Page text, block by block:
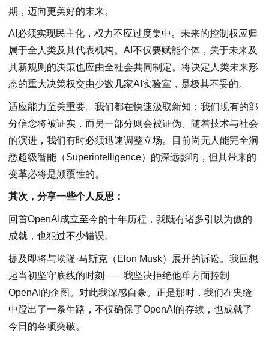
期，迈向更美好的未来。
AI必须实现民主化，权力不应过度集中。未来的控制权应归
属于全人类及其代表机构。AI不仅要赋能个体，关于未来及
其新规则的决策也应由全社会共同制定。将决定人类未来形
态的重大决策权交由少数几家AI实验室，是极其不妥的。
适应能力至关重要。我们都在快速汲取新知；我们现有的部
分信念将被证实，而另一部分则会被证伪。随着技术与社会
的演进，我们有时必须迅速调整立场。目前尚无人能完全洞
悉超级智能（Superintelligence）的深远影响，但其带来的
变革必将是颠覆性的。
其次，分享一些个人反思：
回首OpenAI成立至今的十年历程，我既有诸多引以为傲的
成就，也犯过不少错误。
提及即将与埃隆·马斯克（Elon Musk）展开的诉讼。我回想
起当初坚守底线的时刻——我坚决拒绝他单方面控制
OpenAI的企图。对此我深感自豪。正是那时，我们在夹缝
中蹚出了一条生路，不仅确保了OpenAI的存续，也成就了
今日的各项突破。